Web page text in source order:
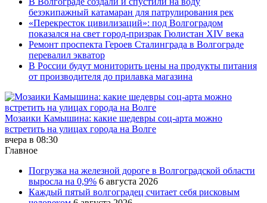
безэкипажный катамаран для патрулирования рек
«Перекресток цивилизаций»: под Волгоградом
показался на свет город-призрак Гюлистан XIV века
Ремонт проспекта Героев Сталинграда в Волгограде
перевалил экватор
В России будут мониторить цены на продукты питания
от производителя до прилавка магазина
Мозаики Камышина: какие шедевры соц-арта можно
встретить на улицах города на Волге
вчера в 08:30
Главное
Погрузка на железной дороге в Волгоградской области
выросла на 0,9% 6 августа 2026
Каждый пятый волгоградец считает себя рисковым